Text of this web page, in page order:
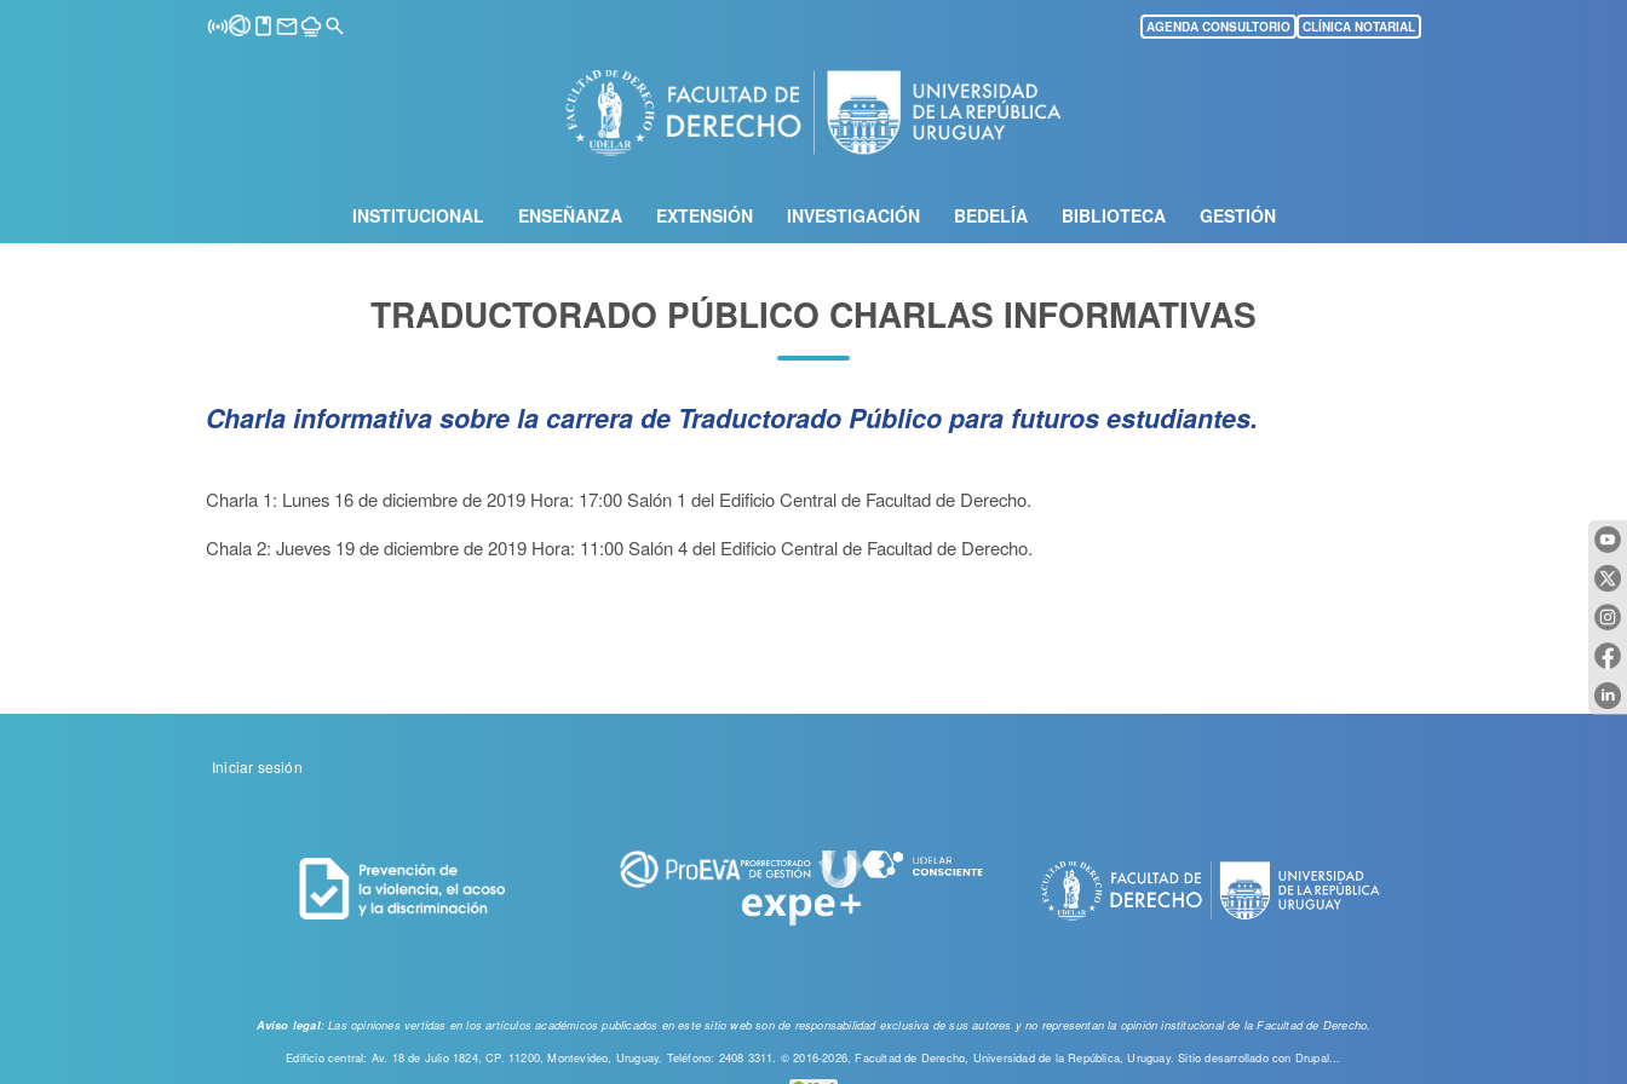
contenido
principal
AGENDA CONSULTORIO CLÍNICA NOTARIAL
INSTITUCIONAL ENSEÑANZA EXTENSIÓN INVESTIGACIÓN BEDELÍA BIBLIOTECA GESTIÓN
TRADUCTORADO PÚBLICO CHARLAS INFORMATIVAS
Charla informativa sobre la carrera de Traductorado Público para futuros estudiantes.
Charla 1: Lunes 16 de diciembre de 2019 Hora: 17:00 Salón 1 del Edificio Central de Facultad de Derecho.
Chala 2: Jueves 19 de diciembre de 2019 Hora: 11:00 Salón 4 del Edificio Central de Facultad de Derecho.
Menu
Iniciar sesión
Aviso legal: Las opiniones vertidas en los artículos académicos publicados en este sitio web son de responsabilidad exclusiva de sus autores y no representan la opinión institucional de la Facultad de Derecho.
Edificio central: Av. 18 de Julio 1824, CP. 11200, Montevideo, Uruguay. Teléfono: 2408 3311. © 2016-2026, Facultad de Derecho, Universidad de la República, Uruguay. Sitio desarrollado con Drupal...